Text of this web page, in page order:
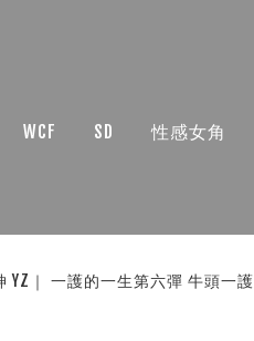
WCF
SD 性感女角
YZ｜ 一護的一生第六彈 牛頭一護